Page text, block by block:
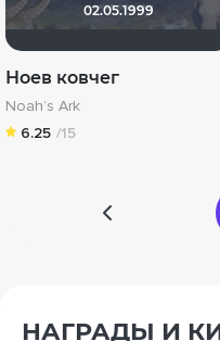
02.05.1999
Ноев ковчег
Noah’s Ark
6.25 /15
НАГРАДЫ И